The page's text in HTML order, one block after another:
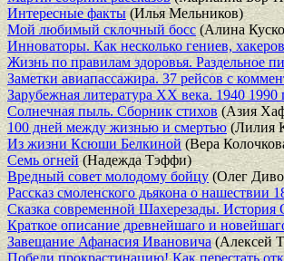
Интересные факты (Илья Мельников)
Мой любимый склочный босс (Алина
Инноваторы. Как несколько гениев,
Жизнь по правилам здоровья. Раздельное
Заметки авиапассажира. 37 рейсов с
Зарубежная литература ХХ века. 1940 1990
Солнечная пыль. Сборник стихов (Азия
100 дней между жизнью и смертью(Лилия
Из жизни Ксюши Белкиной (Вера
Семь огней(Надежда Тэффи)
Вредный совет молодому бойцу(Олег
Рассказ смоленского дьякона о нашествии
Сказка современной Шахерезады. История
Краткое описание древнейшаго и
Завещание Афанасия Ивановича(Алексей
Победи прокрастинацию! Как перестать